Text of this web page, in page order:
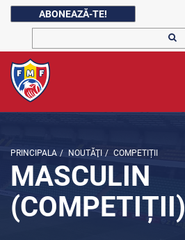
ABONEAZĂ-TE!
PRINCIPALA / NOUTĂŢI / COMPETIȚII
MASCULIN
(COMPETIȚII)